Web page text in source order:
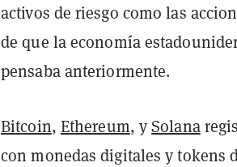
activos de riesgo como las
de que la economía
pensaba anteriormente.
Bitcoin, Ethereum, ySolana
con monedas digitales y tokens